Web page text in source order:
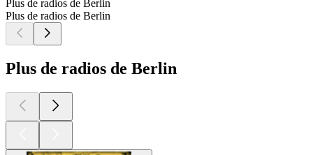
Plus de radios de Berlin
Plus de radios de Berlin
Plus de radios de Berlin